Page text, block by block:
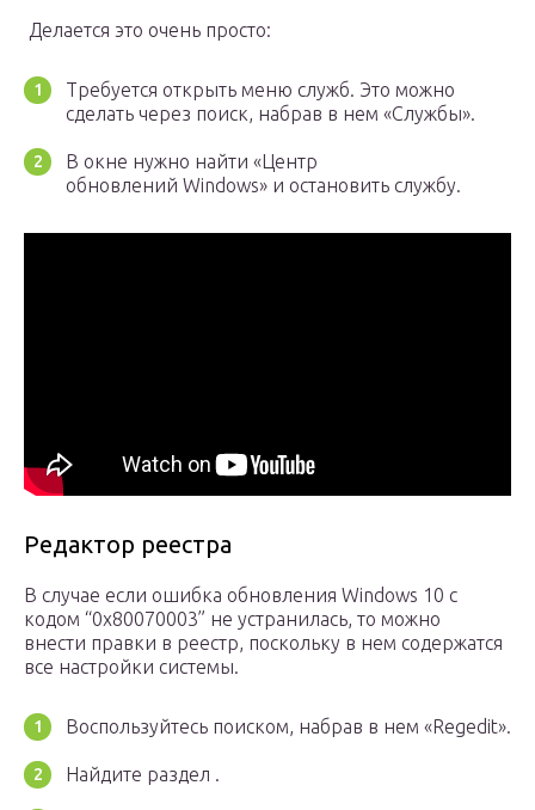
Делается это очень просто:
Требуется открыть меню служб. Это можно
сделать через поиск, набрав в нем «Службы».
В окне нужно найти «Центр
обновлений Windows» и остановить службу.
Редактор реестра
В случае если ошибка обновления Windows 10 с
кодом “0x80070003” не устранилась, то можно
внести правки в реестр, поскольку в нем содержатся
все настройки системы.
Воспользуйтесь поиском, набрав в нем «Regedit».
Найдите раздел .